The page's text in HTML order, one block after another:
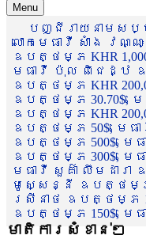
Menu
បញ្ជីរាយនាមសប្បុ
លោកមេធាវី សាំង វណ្
ឧបត្ថម្ភ KHR
មេធាវី ប៉ុល ពិជេដ្ឋ ឧ
ឧបត្ថម្ភ KHR
ឧបត្ថម្ភ 30.70$, ម
ឧបត្ថម្ភ KHR
ឧបត្ថម្ភ 50$, មេធ
ឧបត្ថម្ភ 500$, មេ
ឧបត្ថម្ភ 300$, មេ
មេធាវី សួគ៌ា លឹមដារ
មូសេ្សន្នី ឧបត្ថម្ភ
ស្រីនាថ ឧបត្ថម្ភ
ឧបត្ថម្ភ 150$, មេ
មាតិការសំខាន់ៗ